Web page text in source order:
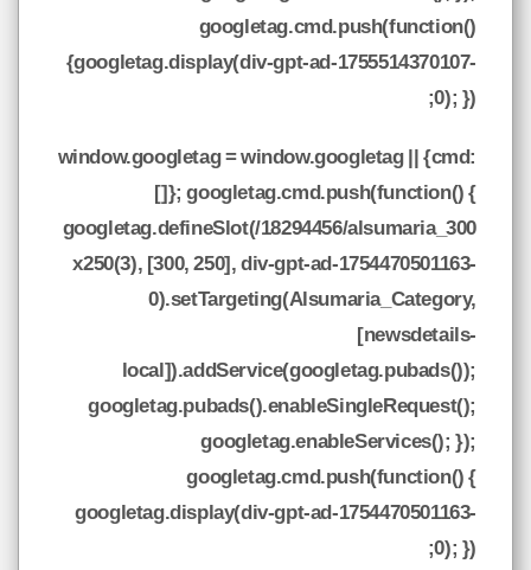
googletag.cmd.push(function()
{googletag.display(div-gpt-ad-1755514370107-
0); });
window.googletag = window.googletag || {cmd:
[]}; googletag.cmd.push(function() {
googletag.defineSlot(/18294456/alsumaria_300
x250(3), [300, 250], div-gpt-ad-1754470501163-
0).setTargeting(Alsumaria_Category,
[newsdetails-
local]).addService(googletag.pubads());
googletag.pubads().enableSingleRequest();
googletag.enableServices(); });
googletag.cmd.push(function() {
googletag.display(div-gpt-ad-1754470501163-
0); });